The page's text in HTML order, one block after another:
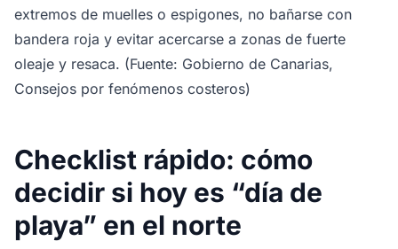
extremos de muelles o espigones, no bañarse con
bandera roja y evitar acercarse a zonas de fuerte
oleaje y resaca. (Fuente: Gobierno de Canarias,
Consejos por fenómenos costeros)
Checklist rápido: cómo
decidir si hoy es “día de
playa” en el norte